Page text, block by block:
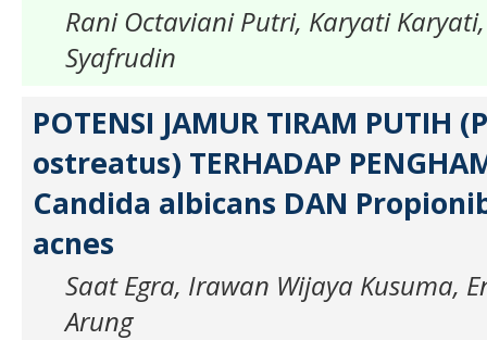
Rani Octaviani Putri, Karyati
Syafrudin
POTENSI JAMUR TIRAM PUTIH
ostreatus) TERHADAP
Candida albicans DAN
acnes
Saat Egra, Irawan Wijaya Kusuma,
Arung